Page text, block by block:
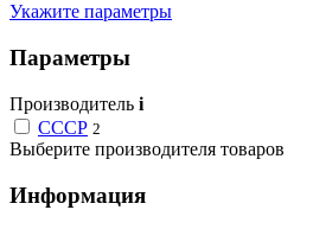
Укажите параметры
Параметры
Производитель i
СССР 2
Выберите производителя товаров
Информация